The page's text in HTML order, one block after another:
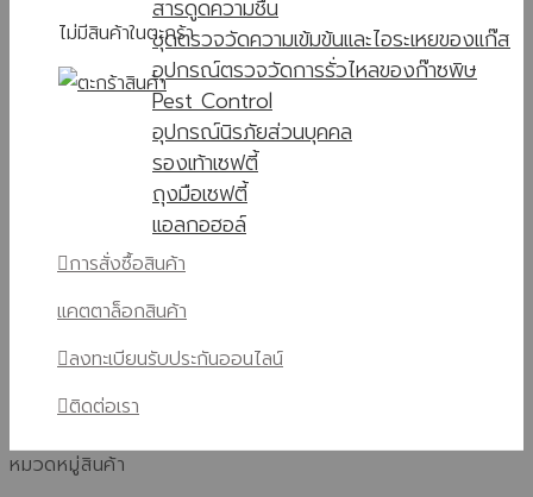
ไม่มีสินค้าในตะกร้า
สารดูดความชื้น
ชุดตรวจวัดความเข้มข้นและไอระเหยของแก๊ส
อุปกรณ์ตรวจวัดการรั่วไหลของก๊าซพิษ
Pest Control
อุปกรณ์นิรภัยส่วนบุคคล
รองเท้าเซฟตี้
ถุงมือเซฟตี้
แอลกอฮอล์
การสั่งซื้อสินค้า
แคตตาล็อกสินค้า
ลงทะเบียนรับประกันออนไลน์
ติดต่อเรา
หมวดหมู่สินค้า